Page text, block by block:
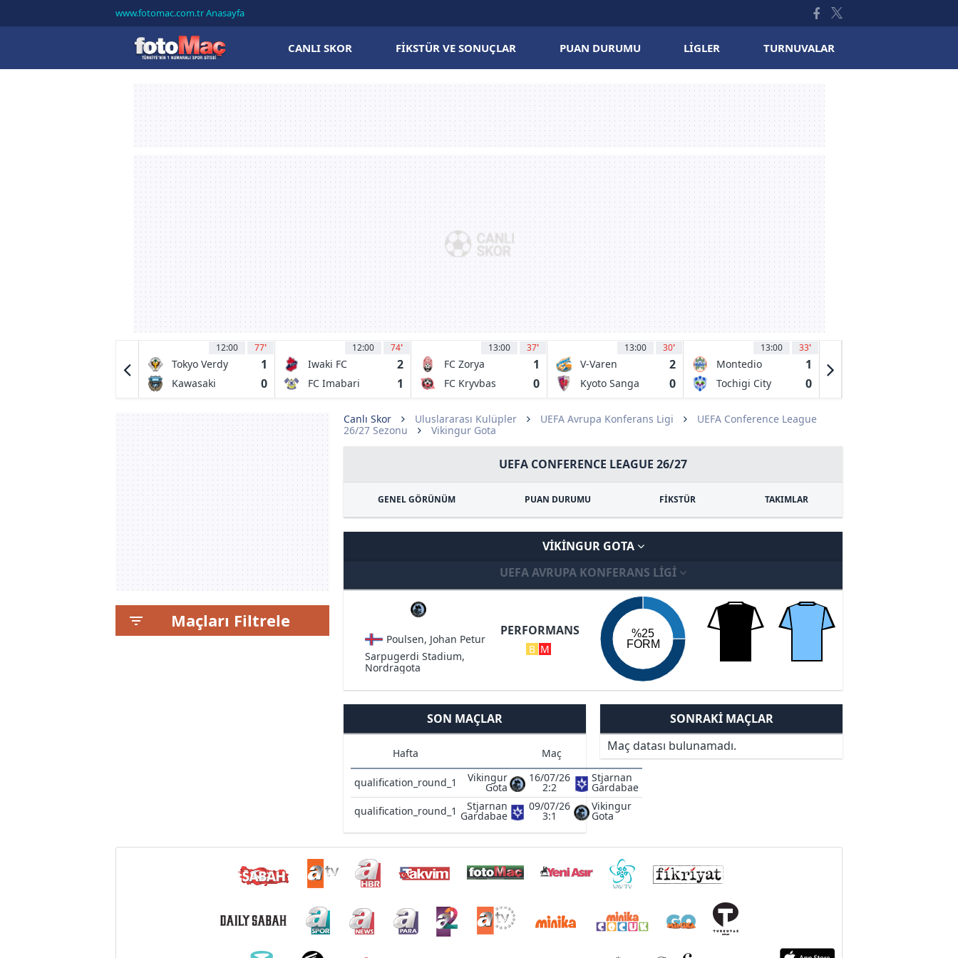
www.fotomac.com.tr Anasayfa
CANLI SKOR FIKSTÜR VE SONUÇLAR PUAN DURUMU LIGLER TURNUVALAR
0
12:00 77'
Tokyo Verdy 1
Kawasaki
0
12:00 74'
Iwaki FC 2
FC Imabari 1
13:00 37'
FC Zorya
Luhansk
1
FC Kryvbas
0
13:00 30'
V-Varen
Nagasaki
2
Kyoto Sanga
0
13:00 33'
Montedio
Yamagata
1
Tochigi City
0
Maçları Filtrele
Canlı Skor Uluslararası Kulüpler UEFA Avrupa Konferans Ligi
UEFA Conference League
26/27 Sezonu
Vikingur Gota
UEFA CONFERENCE LEAGUE 26/27
GENEL GÖRÜNÜM PUAN DURUMU FİKSTÜR TAKIMLAR
VIKINGUR GOTA
UEFA AVRUPA KONFERANS LIGI
Poulsen, Johan Petur
Sarpugerdi Stadium,
Nordragota
PERFORMANS
B M
%25
FORM
SON MAÇLAR
Hafta Maç
qualification_round_1 Vikingur
Gota
16/07/26
2:2
Stjarnan
Gardabae
qualification_round_1
Stjarnan
Gardabae
09/07/26
3:1
Vikingur
Gota
SONRAKI MAÇLAR
Maç datası bulunamadı.